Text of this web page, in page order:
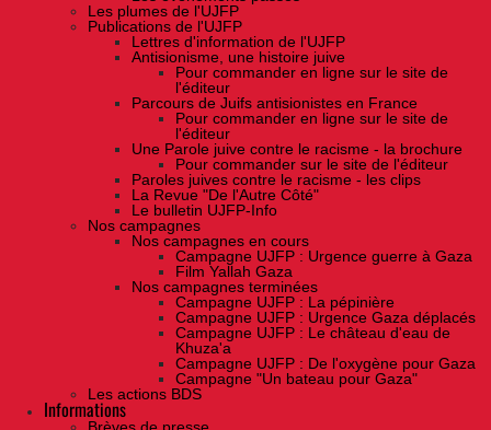
Les plumes de l'UJFP
Publications de l'UJFP
Lettres d'information de l'UJFP
Antisionisme, une histoire juive
Pour commander en ligne sur le site de
l'éditeur
Parcours de Juifs antisionistes en France
Pour commander en ligne sur le site de
l'éditeur
Une Parole juive contre le racisme - la brochure
Pour commander sur le site de l'éditeur
Paroles juives contre le racisme - les clips
La Revue "De l'Autre Côté"
Le bulletin UJFP-Info
Nos campagnes
Nos campagnes en cours
Campagne UJFP : Urgence guerre à Gaza
Film Yallah Gaza
Nos campagnes terminées
Campagne UJFP : La pépinière
Campagne UJFP : Urgence Gaza déplacés
Campagne UJFP : Le château d'eau de
Khuza'a
Campagne UJFP : De l'oxygène pour Gaza
Campagne "Un bateau pour Gaza"
Les actions BDS
Informations